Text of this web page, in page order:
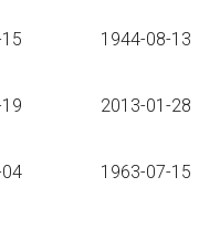
1944-08-13
2013-01-28
1963-07-15